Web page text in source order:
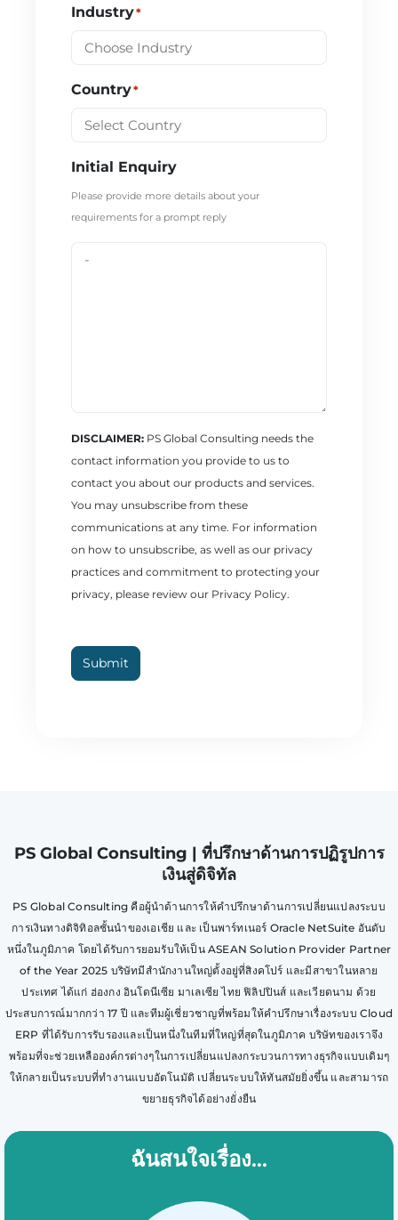
Industry*
Country*
Initial Enquiry
Please provide more details about your
requirements for a prompt reply
DISCLAIMER: PS Global Consulting needs the
contact information you provide to us to
contact you about our products and services.
You may unsubscribe from these
communications at any time. For information
on how to unsubscribe, as well as our privacy
practices and commitment to protecting your
privacy, please review our Privacy Policy.
Submit
PS Global Consulting | ที่ปรึกษาด้านการปฏิรูปการ
เงินสู่ดิจิทัล
PS Global Consulting คือผู้นำด้านการให้คำปรึกษาด้านการเปลี่ยนแปลงระบบ
การเงินทางดิจิทิอลชั้นนำของเอเชีย และ เป็นพาร์ทเนอร์ Oracle NetSuite อันดับ
หนึ่งในภูมิภาค โดยได้รับการยอมรับให้เป็น ASEAN Solution Provider Partner
of the Year 2025 บริษัทมีสำนักงานใหญ่ตั้งอยู่ที่สิงคโปร์ และมีสาขาในหลาย
ประเทศ ได้แก่ ฮ่องกง อินโดนีเซีย มาเลเซีย ไทย ฟิลิปปินส์ และเวียดนาม ด้วย
ประสบการณ์มากกว่า 17 ปี และทีมผู้เชี่ยวชาญที่พร้อมให้คำปรึกษาเรื่องระบบ Cloud
ERP ที่ได้รับการรับรองและเป็นหนึ่งในทีมที่ใหญ่ที่สุดในภูมิภาค บริษัทของเราจึง
พร้อมที่จะช่วยเหลือองค์กรต่างๆในการเปลี่ยนแปลงกระบวนการทางธุรกิจแบบเดิมๆ
ให้กลายเป็นระบบที่ทำงานแบบอัตโนมัติ เปลี่ยนระบบให้ทันสมัยยิ่งขึ้น และสามารถ
ขยายธุรกิจได้อย่างยั่งยืน
ฉันสนใจเรื่อง…